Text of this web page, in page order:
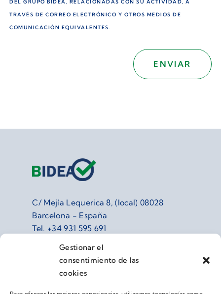
Gestionar el
consentimiento de las
cookies
DEL GRUPO BIDEA, RELACIONADAS CON SU ACTIVIDAD, A
TRAVÉS DE CORREO ELECTRÓNICO Y OTROS MEDIOS DE
COMUNICACIÓN EQUIVALENTES.
C/ Mejía Lequerica 8, (local) 08028
Barcelona - España
Tel. +34 931 595 691